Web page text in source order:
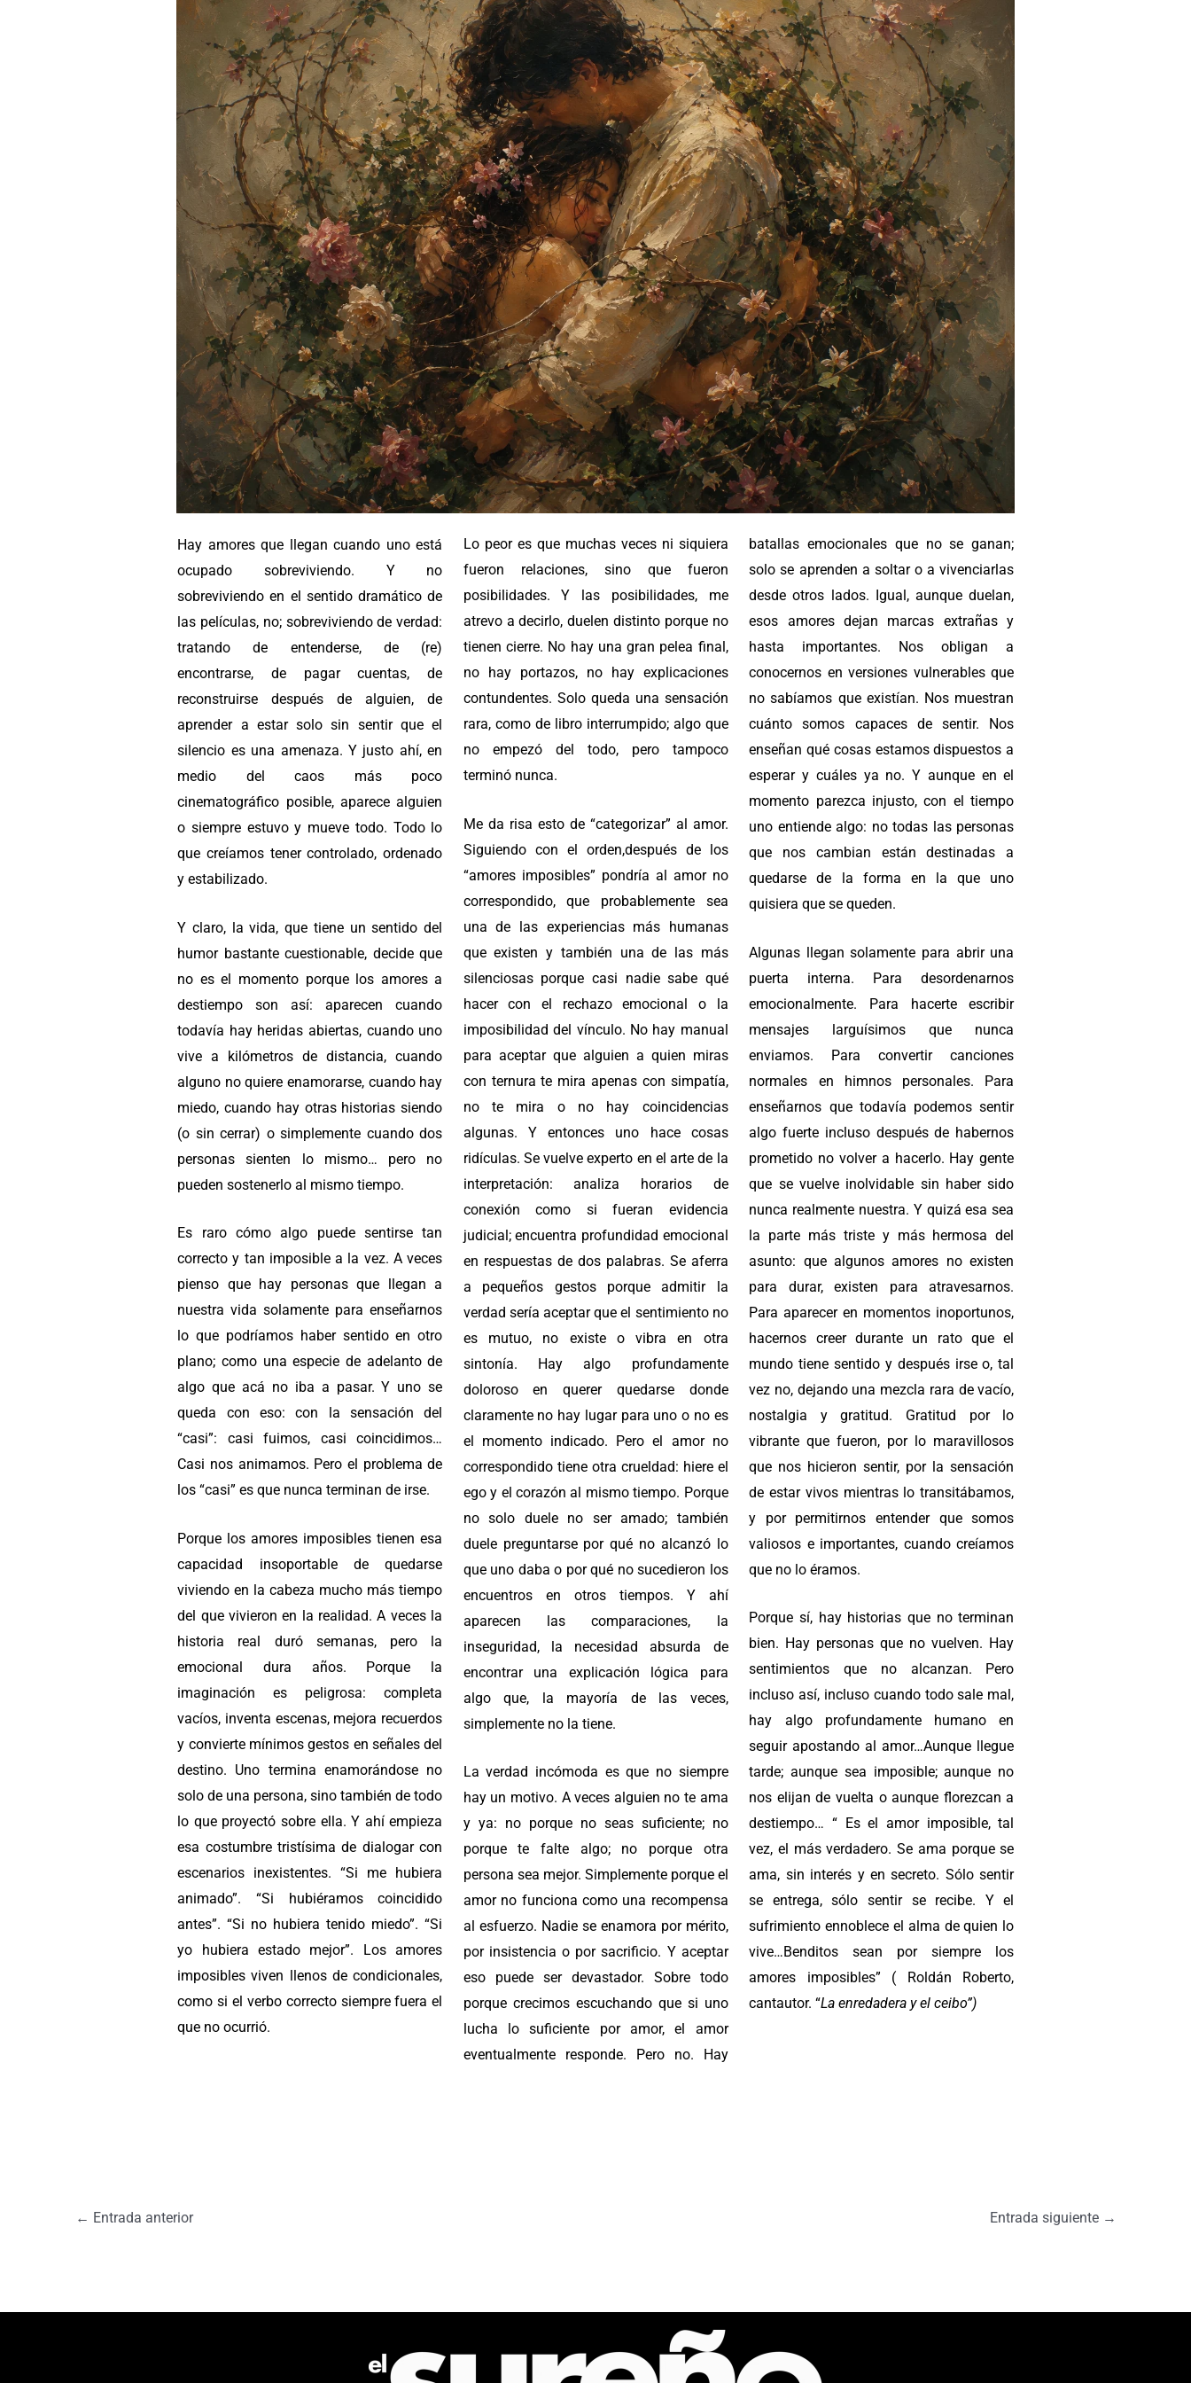
Hay amores que llegan cuando uno está
ocupado sobreviviendo. Y no
sobreviviendo en el sentido dramático de
las películas, no; sobreviviendo de verdad:
tratando de entenderse, de (re)
encontrarse, de pagar cuentas, de
reconstruirse después de alguien, de
aprender a estar solo sin sentir que el
silencio es una amenaza. Y justo ahí, en
medio del caos más poco
cinematográfico posible, aparece alguien
o siempre estuvo y mueve todo. Todo lo
que creíamos tener controlado, ordenado
y estabilizado.
Y claro, la vida, que tiene un sentido del
humor bastante cuestionable, decide que
no es el momento porque los amores a
destiempo son así: aparecen cuando
todavía hay heridas abiertas, cuando uno
vive a kilómetros de distancia, cuando
alguno no quiere enamorarse, cuando hay
miedo, cuando hay otras historias siendo
(o sin cerrar) o simplemente cuando dos
personas sienten lo mismo… pero no
pueden sostenerlo al mismo tiempo.
Es raro cómo algo puede sentirse tan
correcto y tan imposible a la vez. A veces
pienso que hay personas que llegan a
nuestra vida solamente para enseñarnos
lo que podríamos haber sentido en otro
plano; como una especie de adelanto de
algo que acá no iba a pasar. Y uno se
queda con eso: con la sensación del
“casi”: casi fuimos, casi coincidimos…
Casi nos animamos. Pero el problema de
los “casi” es que nunca terminan de irse.
Porque los amores imposibles tienen esa
capacidad insoportable de quedarse
viviendo en la cabeza mucho más tiempo
del que vivieron en la realidad. A veces la
historia real duró semanas, pero la
emocional dura años. Porque la
imaginación es peligrosa: completa
vacíos, inventa escenas, mejora recuerdos
y convierte mínimos gestos en señales del
destino. Uno termina enamorándose no
solo de una persona, sino también de todo
lo que proyectó sobre ella. Y ahí empieza
esa costumbre tristísima de dialogar con
escenarios inexistentes. “Si me hubiera
animado”. “Si hubiéramos coincidido
antes”. “Si no hubiera tenido miedo”. “Si
yo hubiera estado mejor”. Los amores
imposibles viven llenos de condicionales,
como si el verbo correcto siempre fuera el
que no ocurrió.
Lo peor es que muchas veces ni siquiera
fueron relaciones, sino que fueron
posibilidades. Y las posibilidades, me
atrevo a decirlo, duelen distinto porque no
tienen cierre. No hay una gran pelea final,
no hay portazos, no hay explicaciones
contundentes. Solo queda una sensación
rara, como de libro interrumpido; algo que
no empezó del todo, pero tampoco
terminó nunca.
Me da risa esto de “categorizar” al amor.
Siguiendo con el orden,después de los
“amores imposibles” pondría al amor no
correspondido, que probablemente sea
una de las experiencias más humanas
que existen y también una de las más
silenciosas porque casi nadie sabe qué
hacer con el rechazo emocional o la
imposibilidad del vínculo. No hay manual
para aceptar que alguien a quien miras
con ternura te mira apenas con simpatía,
no te mira o no hay coincidencias
algunas. Y entonces uno hace cosas
ridículas. Se vuelve experto en el arte de la
interpretación: analiza horarios de
conexión como si fueran evidencia
judicial; encuentra profundidad emocional
en respuestas de dos palabras. Se aferra
a pequeños gestos porque admitir la
verdad sería aceptar que el sentimiento no
es mutuo, no existe o vibra en otra
sintonía. Hay algo profundamente
doloroso en querer quedarse donde
claramente no hay lugar para uno o no es
el momento indicado. Pero el amor no
correspondido tiene otra crueldad: hiere el
ego y el corazón al mismo tiempo. Porque
no solo duele no ser amado; también
duele preguntarse por qué no alcanzó lo
que uno daba o por qué no sucedieron los
encuentros en otros tiempos. Y ahí
aparecen las comparaciones, la
inseguridad, la necesidad absurda de
encontrar una explicación lógica para
algo que, la mayoría de las veces,
simplemente no la tiene.
La verdad incómoda es que no siempre
hay un motivo. A veces alguien no te ama
y ya: no porque no seas suficiente; no
porque te falte algo; no porque otra
persona sea mejor. Simplemente porque el
amor no funciona como una recompensa
al esfuerzo. Nadie se enamora por mérito,
por insistencia o por sacrificio. Y aceptar
eso puede ser devastador. Sobre todo
porque crecimos escuchando que si uno
lucha lo suficiente por amor, el amor
eventualmente responde. Pero no. Hay
batallas emocionales que no se ganan;
solo se aprenden a soltar o a vivenciarlas
desde otros lados. Igual, aunque duelan,
esos amores dejan marcas extrañas y
hasta importantes. Nos obligan a
conocernos en versiones vulnerables que
no sabíamos que existían. Nos muestran
cuánto somos capaces de sentir. Nos
enseñan qué cosas estamos dispuestos a
esperar y cuáles ya no. Y aunque en el
momento parezca injusto, con el tiempo
uno entiende algo: no todas las personas
que nos cambian están destinadas a
quedarse de la forma en la que uno
quisiera que se queden.
Algunas llegan solamente para abrir una
puerta interna. Para desordenarnos
emocionalmente. Para hacerte escribir
mensajes larguísimos que nunca
enviamos. Para convertir canciones
normales en himnos personales. Para
enseñarnos que todavía podemos sentir
algo fuerte incluso después de habernos
prometido no volver a hacerlo. Hay gente
que se vuelve inolvidable sin haber sido
nunca realmente nuestra. Y quizá esa sea
la parte más triste y más hermosa del
asunto: que algunos amores no existen
para durar, existen para atravesarnos.
Para aparecer en momentos inoportunos,
hacernos creer durante un rato que el
mundo tiene sentido y después irse o, tal
vez no, dejando una mezcla rara de vacío,
nostalgia y gratitud. Gratitud por lo
vibrante que fueron, por lo maravillosos
que nos hicieron sentir, por la sensación
de estar vivos mientras lo transitábamos,
y por permitirnos entender que somos
valiosos e importantes, cuando creíamos
que no lo éramos.
Porque sí, hay historias que no terminan
bien. Hay personas que no vuelven. Hay
sentimientos que no alcanzan. Pero
incluso así, incluso cuando todo sale mal,
hay algo profundamente humano en
seguir apostando al amor…Aunque llegue
tarde; aunque sea imposible; aunque no
nos elijan de vuelta o aunque florezcan a
destiempo… “ Es el amor imposible, tal
vez, el más verdadero. Se ama porque se
ama, sin interés y en secreto. Sólo sentir
se entrega, sólo sentir se recibe. Y el
sufrimiento ennoblece el alma de quien lo
vive…Benditos sean por siempre los
amores imposibles” ( Roldán Roberto,
cantautor. “La enredadera y el ceibo”)
← Entrada anterior Entrada siguiente →